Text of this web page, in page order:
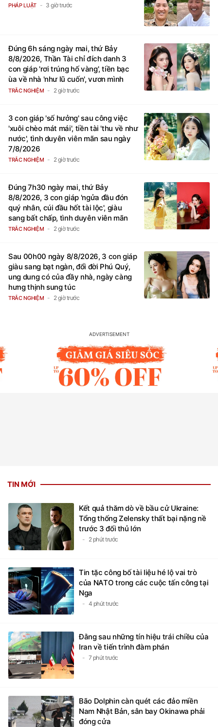
PHÁP LUẬT 3 giờ trước
Đúng 6h sáng ngày mai, thứ Bảy
8/8/2026, Thần Tài chỉ đích danh 3
con giáp 'rơi trúng hố vàng', tiền bạc
ùa về nhà 'như lũ cuốn', vươn mình
thành đại gia trong phút chốc
TRẮC NGHIỆM 2 giờ trước
3 con giáp 'số hưởng' sau công việc
'xuôi chèo mát mái', tiền tài 'thu về như
nước', tình duyên viên mãn sau ngày
7/8/2026
TRẮC NGHIỆM 2 giờ trước
Đúng 7h30 ngày mai, thứ Bảy
8/8/2026, 3 con giáp 'ngửa đầu đón
quý nhân, cúi đầu hốt tài lộc', giàu
sang bất chấp, tình duyên viên mãn
TRẮC NGHIỆM 2 giờ trước
Sau 00h00 ngày 8/8/2026, 3 con giáp
giàu sang bạt ngàn, đổi đời Phú Quý,
ung dung có của đầy nhà, ngày càng
hưng thịnh sung túc
TRẮC NGHIỆM 2 giờ trước
TIN MỚI
Kết quả thăm dò về bầu cử Ukraine:
Tổng thống Zelensky thất bại nặng nề
trước 3 đối thủ lớn
2 phút trước
Tin tặc công bố tài liệu hé lộ vai trò
của NATO trong các cuộc tấn công tại
Nga
4 phút trước
Đằng sau những tín hiệu trái chiều của
Iran về tiến trình đàm phán
7 phút trước
Bão Dolphin càn quét các đảo miền
Nam Nhật Bản, sân bay Okinawa phải
đóng cửa